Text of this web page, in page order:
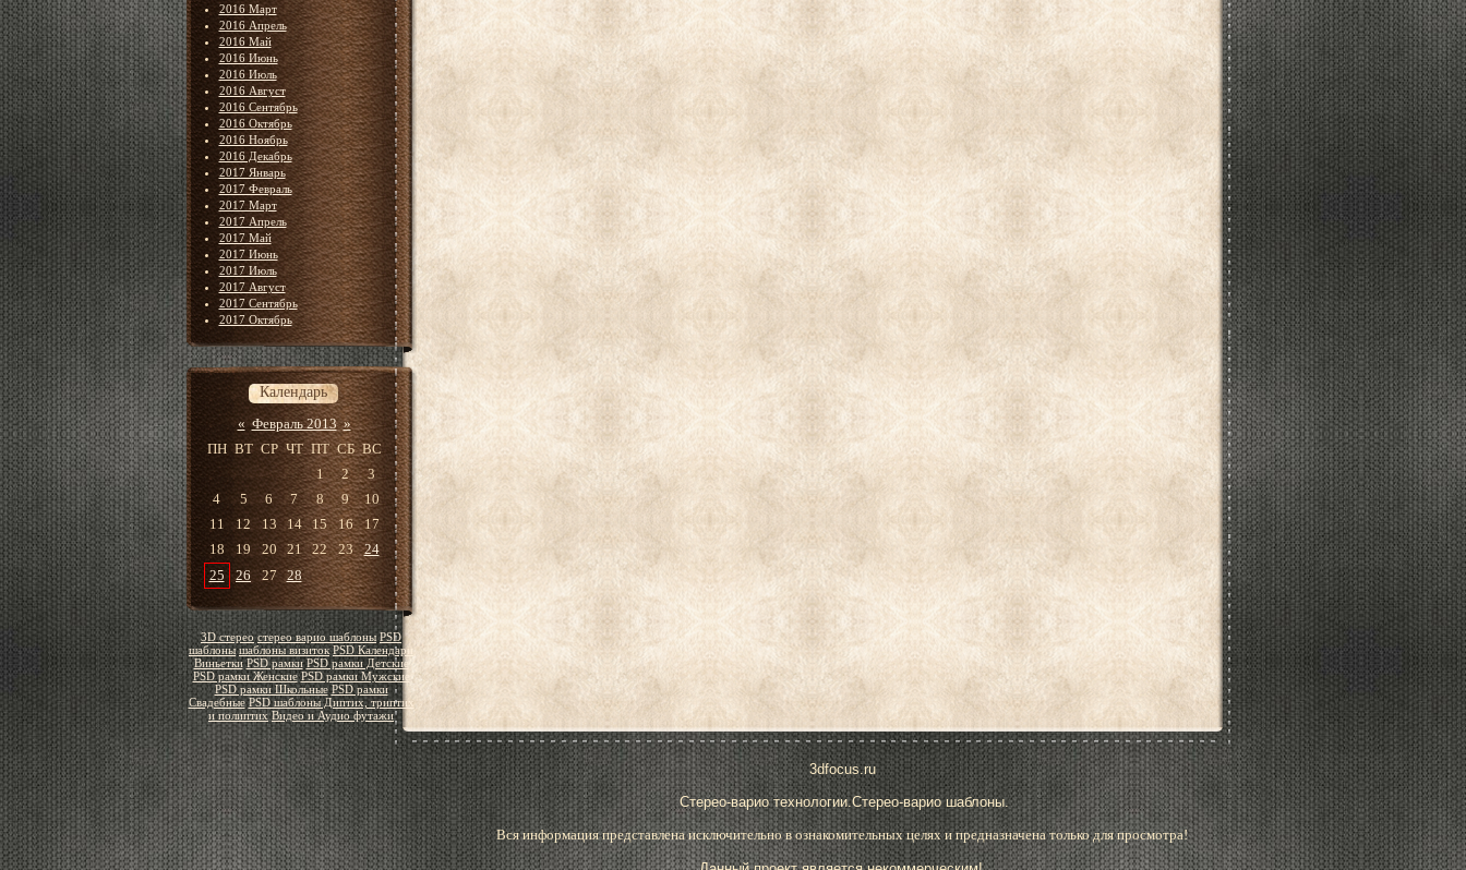
2016 Март
2016 Апрель
2016 Май
2016 Июнь
2016 Июль
2016 Август
2016 Сентябрь
2016 Октябрь
2016 Ноябрь
2016 Декабрь
2017 Январь
2017 Февраль
2017 Март
2017 Апрель
2017 Май
2017 Июнь
2017 Июль
2017 Август
2017 Сентябрь
2017 Октябрь
Календарь
« Февраль 2013 »
ПН ВТ СР ЧТ ПТ СБ ВС
1
2
3
4
5 6 7 8 9
10
11
12 13 14 15 16
17
18
19 20 21 22 23
24
25
26 27 28
3D стерео стерео варио шаблоны PSD
шаблоны шаблоны визиток PSD Календари
Виньетки PSD рамки PSD рамки Детские
PSD рамки Женские PSD рамки Мужские
PSD рамки Школьные PSD рамки
Свадебные PSD шаблоны Диптих, триптих
и полиптих Видео и Аудио футажи
3dfocus.ru
Стерео-варио технологии.Стерео-варио шаблоны.
Вся информация представлена исключительно в ознакомительных целях и предназначена только для просмотра!